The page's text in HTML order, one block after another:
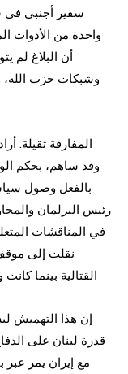
سفير أجنبي في
واحدة من الأدوات
أن البلاغ لم
وشبكات حزب الله،
المفارقة ثقيلة.
وقد ساهم، بحكم
بالفعل وصول
رئيس البرلمان
في المناقشات
نقلت إلى
القتالية بينما
إن هذا التهميش
قدرة لبنان على
مع إيران يمر عبر